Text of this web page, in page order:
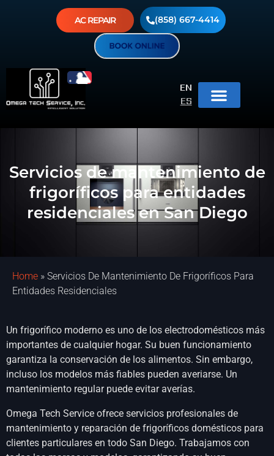
AC REPAIR (858) 667-4414
EN
ES
Servicios de mantenimiento de
frigoríficos para entidades
residenciales en San Diego
Home » Servicios De Mantenimiento De Frigoríficos Para
Entidades Residenciales
Un frigorífico moderno es uno de los electrodomésticos más
importantes de cualquier hogar. Su buen funcionamiento
garantiza la conservación de los alimentos. Sin embargo,
incluso los modelos más fiables pueden averiarse. Un
mantenimiento regular puede evitar averías.
Omega Tech Service ofrece servicios profesionales de
mantenimiento y reparación de frigoríficos domésticos para
clientes particulares en todo San Diego. Trabajamos con